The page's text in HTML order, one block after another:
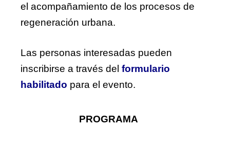
el acompañamiento de los procesos de
regeneración urbana.
Las personas interesadas pueden
inscribirse a través del formulario
habilitado para el evento.
PROGRAMA